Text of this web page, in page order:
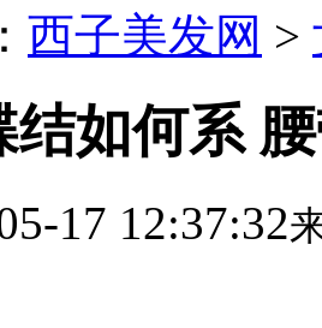
西子美发网 >
结如何系
17 12:37:32